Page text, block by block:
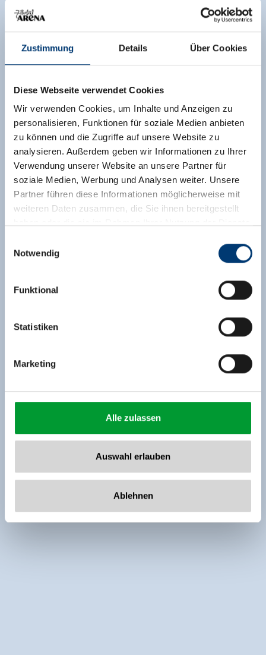
Zustimmung Details Über Cookies
Diese Webseite verwendet Cookies
Wir verwenden Cookies, um Inhalte und Anzeigen zu
personalisieren, Funktionen für soziale Medien anbieten
zu können und die Zugriffe auf unsere Website zu
analysieren. Außerdem geben wir Informationen zu Ihrer
Verwendung unserer Website an unsere Partner für
soziale Medien, Werbung und Analysen weiter. Unsere
Partner führen diese Informationen möglicherweise mit
weiteren Daten zusammen, die Sie ihnen bereitgestellt
Rohr 23// A-6280 Zell am Ziller
www.zillertalarena.com
Notwendig
Funktional
Statistiken
Marketing
Alle zulassen
Auswahl erlauben
Ablehnen